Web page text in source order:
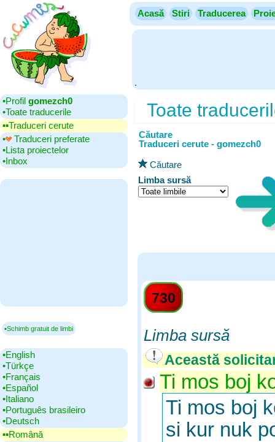
Acasă Stiri Traducerea
.
•‎Profil gomezch0
•‎Toate traducerile
▪▪‎Traduceri cerute
•‎
Traduceri preferate
•‎Lista proiectelor
•‎Inbox
▪Schimb gratuit de limbi
•‎English
•‎Türkçe
•‎Français
•‎Español
•‎Italiano
•‎Português brasileiro
•‎Deutsch
▪▪‎Română
Toate
Căutare
Traduceri cerute - gomezch0
Căutare
Limba sursă
730
Limba sursă
Această
Ti mos boj
Ti mos boj
si kur nuk